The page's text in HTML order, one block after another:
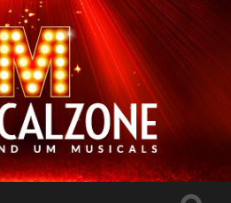
Musicalzone.de